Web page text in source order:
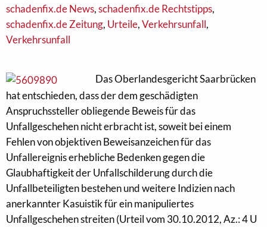
schadenfix.de News,schadenfix.de Rechtstipps,
schadenfix.de Zeitung, Urteile,Verkehrsunfall,
Verkehrsunfall
Das Oberlandesgericht Saarbrücken
hat entschieden, dass der dem geschädigten
Anspruchssteller obliegende Beweis für das
Unfallgeschehen nicht erbracht ist, soweit bei einem
Fehlen von objektiven Beweisanzeichen für das
Unfallereignis erhebliche Bedenken gegen die
Glaubhaftigkeit der Unfallschilderung durch die
Unfallbeteiligten bestehen und weitere Indizien nach
anerkannter Kasuistik für ein manipuliertes
Unfallgeschehen streiten (Urteil vom 30.10.2012, Az.: 4 U